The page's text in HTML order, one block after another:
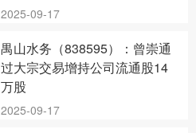
2025-09-17
禺山水务（838595）：曾崇通
过大宗交易增持公司流通股14
万股
2025-09-17